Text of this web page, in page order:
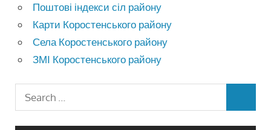
Поштові індекси сіл району
Карти Коростенського району
Села Коростенського району
ЗМІ Коростенського району